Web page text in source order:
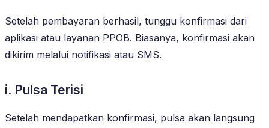
Setelah pembayaran berhasil, tunggu konfirmasi dari
aplikasi atau layanan PPOB. Biasanya, konfirmasi akan
dikirim melalui notifikasi atau SMS.
i. Pulsa Terisi
Setelah mendapatkan konfirmasi, pulsa akan langsung